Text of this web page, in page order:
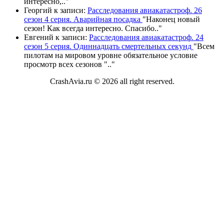
Георгий к записи: Расследования авиакатастроф. 26
сезон 4 серия. Аварийная посадка "Наконец новый
сезон! Как всегда интересно. Спасибо.."
Евгений к записи: Расследования авиакатастроф. 24
сезон 5 серия. Одиннадцать смертельных секунд "Всем
пилотам на мировом уровне обязательное условие
просмотр всех сезонов ".."
CrashAvia.ru © 2026 all right reserved.